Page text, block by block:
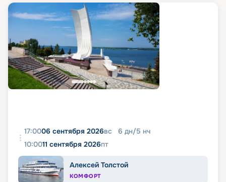
17:0006 сентября 2026вс 6 дн/5 нч
10:0011 сентября 2026пт
Алексей Толстой
КОМФОРТ